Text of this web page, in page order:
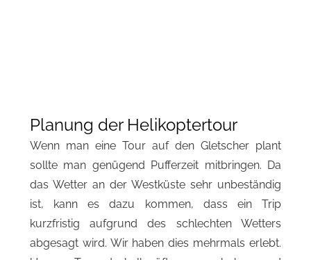
Planung der Helikoptertour
Wenn man eine Tour auf den Gletscher plant
sollte man genügend Pufferzeit mitbringen. Da
das Wetter an der Westküste sehr unbeständig
ist, kann es dazu kommen, dass ein Trip
kurzfristig aufgrund des schlechten Wetters
abgesagt wird. Wir haben dies mehrmals erlebt.